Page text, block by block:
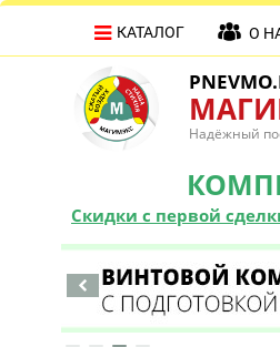
Надёжный
Скидки с первой
КАТАЛОГ О